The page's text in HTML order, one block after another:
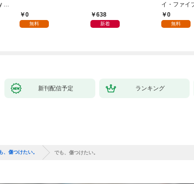
fo
0
無料
638
新着
イ・ファイ
版１］
0
無料
新刊配信予定 ランキング
、傷つけたい。 でも、傷つけたい。